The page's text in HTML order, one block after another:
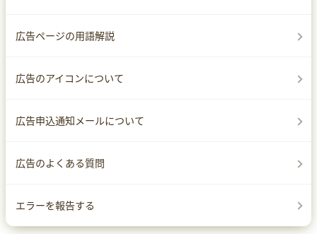
広告ページの用語解説
広告のアイコンについて
広告申込通知メールについて
広告のよくある質問
エラーを報告する